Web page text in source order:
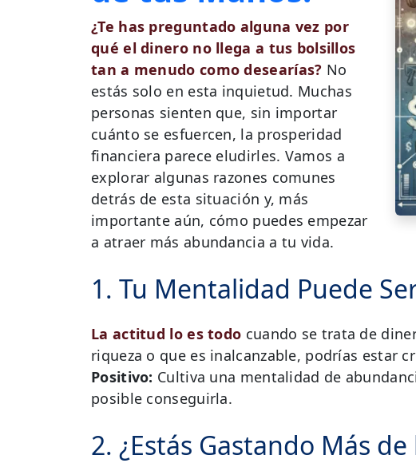
¿Te has preguntado alguna vez por
qué el dinero no llega a tus bolsillos
tan a menudo como desearías? No
estás solo en esta inquietud. Muchas
personas sienten que, sin importar
cuánto se esfuercen, la prosperidad
financiera parece eludirles. Vamos a
explorar algunas razones comunes
detrás de esta situación y, más
importante aún, cómo puedes empezar
a atraer más abundancia a tu vida.
1. Tu Mentalidad Puede
La actitud lo es todo cuando se trata de
riqueza o que es inalcanzable, podrías estar
Positivo: Cultiva una mentalidad de
posible conseguirla.
2. ¿Estás Gastando Más